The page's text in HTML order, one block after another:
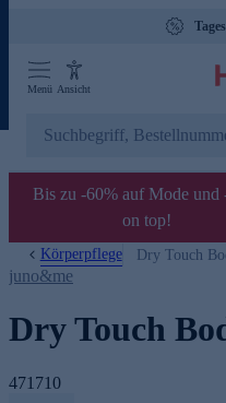
Menü Ansicht
Bis zu -60% auf Mode und
on top!
Körperpflege Dry Touch
juno&me
Dry Touch
471710